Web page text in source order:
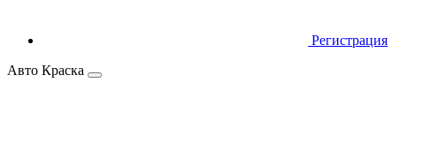
Регистрация
Авто Краска